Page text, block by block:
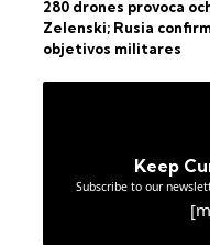
280 drones provoca
Zelenski; Rusia
objetivos militares
Keep
Subscribe to our